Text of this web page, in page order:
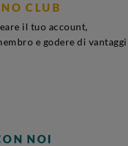
CLUB
il tuo account,
e godere di
NOI